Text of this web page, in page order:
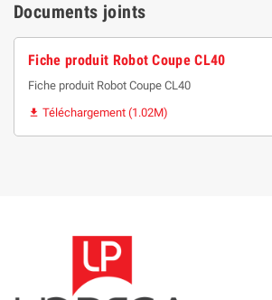
Documents joints
Fiche produit Robot Coupe CL40
Fiche produit Robot Coupe CL40
 Téléchargement (1.02M)